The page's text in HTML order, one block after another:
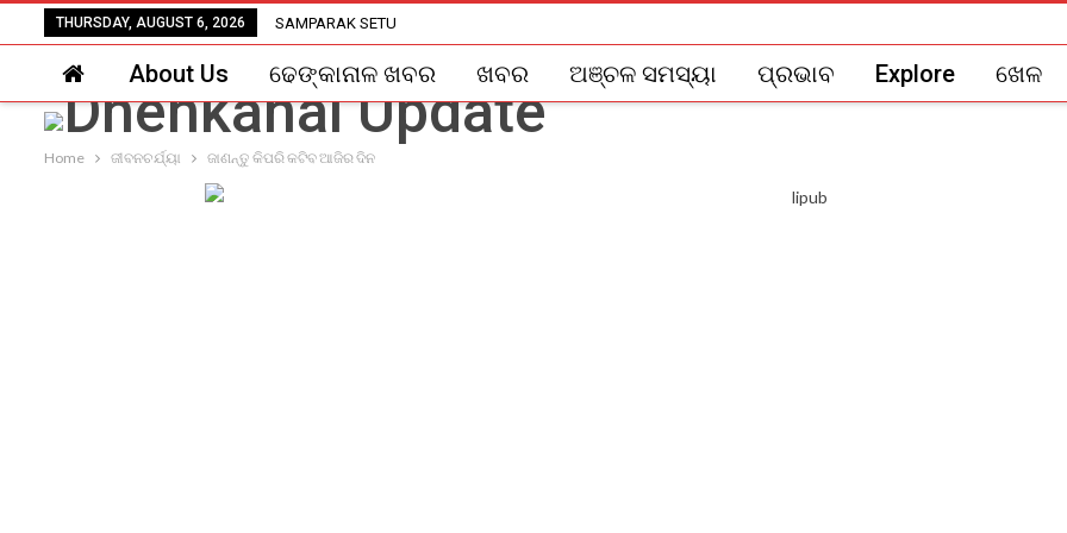
THURSDAY, AUGUST 6, 2026 SAMPARAK SETU
About Us ଢେଙ୍କାନାଳ ଖବର ଖବର ଅଞ୍ଚଳ ସମସ୍ୟା ପ୍ରଭାବ Explore ଖେଳ
Home ଜୀବନଚର୍ଯ୍ୟା ଜାଣନ୍ତୁ କିପରି କଟିବ ଆଜିର ଦିନ